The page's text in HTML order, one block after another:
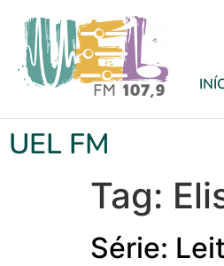
UEL FM
Tag:
Série: